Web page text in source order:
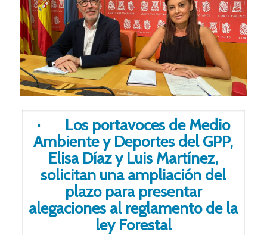
· Los portavoces de Medio
Ambiente y Deportes del GPP,
Elisa Díaz y Luis Martínez,
solicitan una ampliación del
plazo para presentar
alegaciones al reglamento de la
ley Forestal